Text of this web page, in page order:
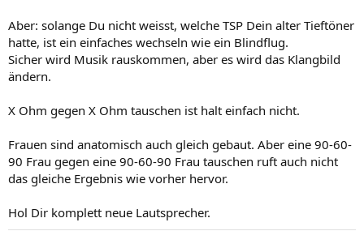
Aber: solange Du nicht weisst, welche TSP Dein alter Tieftöner
hatte, ist ein einfaches wechseln wie ein Blindflug.
Sicher wird Musik rauskommen, aber es wird das Klangbild
ändern.
X Ohm gegen X Ohm tauschen ist halt einfach nicht.
Frauen sind anatomisch auch gleich gebaut. Aber eine 90-60-
90 Frau gegen eine 90-60-90 Frau tauschen ruft auch nicht
das gleiche Ergebnis wie vorher hervor.
Hol Dir komplett neue Lautsprecher.